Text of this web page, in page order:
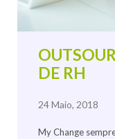
DE RH
24 Maio, 2018
My Change